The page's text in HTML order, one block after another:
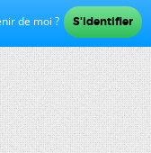
de moi ?